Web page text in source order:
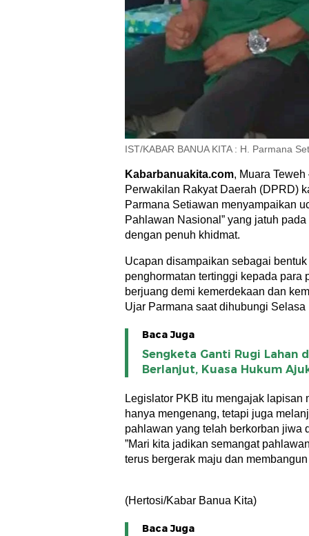
IST/KABAR BANUA KITA : H. Parmana
Kabarbanuakita.com, Muara
Perwakilan Rakyat Daerah (DPRD)
Parmana Setiawan menyampaikan
Pahlawan Nasional” yang jatuh
dengan penuh khidmat.
Ucapan disampaikan sebagai
penghormatan tertinggi kepada para
berjuang demi kemerdekaan dan
Ujar Parmana saat dihubungi Selasa
Baca Juga
Sengketa Ganti Rugi Lahan
Berlanjut, Kuasa Hukum
Legislator PKB itu mengajak lapisan
hanya mengenang, tetapi juga
pahlawan yang telah berkorban jiwa
​”Mari kita jadikan semangat
terus bergerak maju dan
(Hertosi/Kabar Banua Kita)
Baca Juga